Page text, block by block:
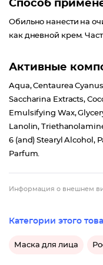
Способ
Обильно нанести на
как дневной крем.
Активные
Aqua, Centaurea
Saccharina Extracts,
Emulsifying Wax,
Lanolin,
6 (and) Stearyl Alcohol,
Parfum.
Информация о внешнем
Категории этого
Маска для лица